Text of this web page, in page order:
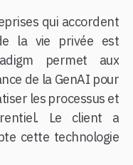
qui accordent
la vie privée est
permet aux
de la GenAI pour
les processus et
Le client a
cette technologie